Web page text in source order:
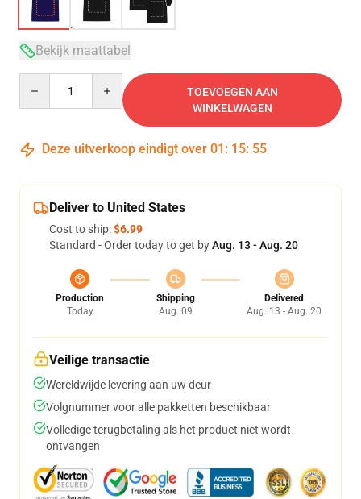
Bekijk maattabel
TOEVOEGEN AAN
WINKELWAGEN
Deze uitverkoop eindigt over 01 : 15: 54
Deliver to United States
Cost to ship:$6.99
Standard - Order today to get byAug. 13 - Aug. 20
Production
Today
Shipping
Aug. 09
Delivered
Aug. 13 - Aug. 20
Veilige transactie
Wereldwijde levering aan uw deur
Volgnummer voor alle pakketten beschikbaar
Volledige terugbetaling als het product niet wordt
ontvangen